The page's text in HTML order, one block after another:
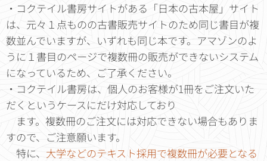
・コクテイル書房サイトがある「日本の古本屋」サイト
は、元々１点ものの古書販売サイトのため同じ書目が複
数並んでいますが、いずれも同じ本です。アマゾンのよ
うに１書目のページで複数冊の販売ができないシステム
になっているため、ご了承ください。
・コクテイル書房は、個人のお客様が1冊をご注文いた
だくというケースにだけ対応しており
ます。複数冊のご注文には対応できない場合もありま
すので、ご注意願います。
特に、 大学などのテキスト採用で複数冊が必要となる